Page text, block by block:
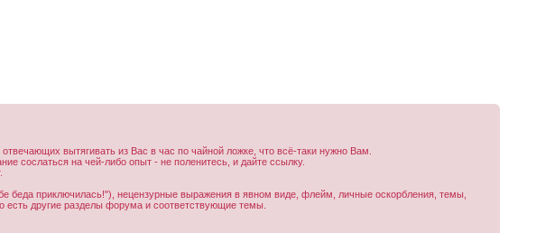
вытягивать из Вас в час по чайной ложке, что всё-таки нужно Вам.
сослаться на чей-либо опыт - не поленитесь, и дайте ссылку.
беда приключилась!"), нецензурные выражения в явном виде, флейм, личные оскорбления, темы,
есть другие разделы форума и соответствующие темы.